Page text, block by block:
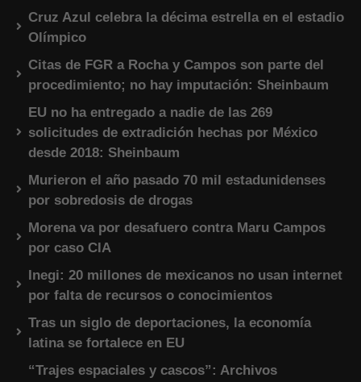
Cruz Azul celebra la décima estrella en el estadio
Olímpico
Citas de FGR a Rocha y Campos son parte del
procedimiento; no hay imputación: Sheinbaum
EU no ha entregado a nadie de las 269
solicitudes de extradición hechas por México
desde 2018: Sheinbaum
Murieron el año pasado 70 mil estadunidenses
por sobredosis de drogas
Morena va por desafuero contra Maru Campos
por caso CIA
Inegi: 20 millones de mexicanos no usan internet
por falta de recursos o conocimientos
Tras un siglo de deportaciones, la economía
latina se fortalece en EU
“Trajes espaciales y cascos”: Archivos